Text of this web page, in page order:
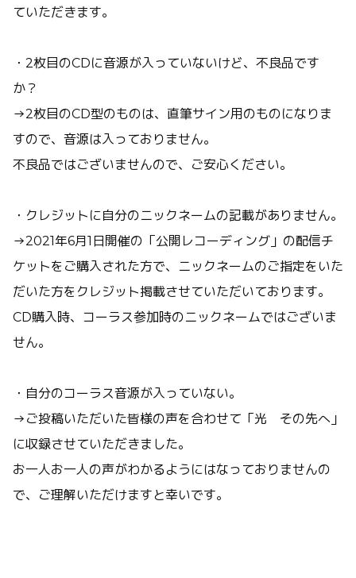
ていただきます。
・2枚目のCDに音源が入っていないけど、不良品です
か？
→2枚目のCD型のものは、直筆サイン用のものになりま
すので、音源は入っておりません。
不良品ではございませんので、ご安心ください。
・クレジットに自分のニックネームの記載がありません。
→2021年6月1日開催の「公開レコーディング」の配信チ
ケットをご購入された方で、ニックネームのご指定をいた
だいた方をクレジット掲載させていただいております。
CD購入時、コーラス参加時のニックネームではございま
せん。
・自分のコーラス音源が入っていない。
→ご投稿いただいた皆様の声を合わせて「光 その先へ」
に収録させていただきました。
お一人お一人の声がわかるようにはなっておりませんの
で、ご理解いただけますと幸いです。